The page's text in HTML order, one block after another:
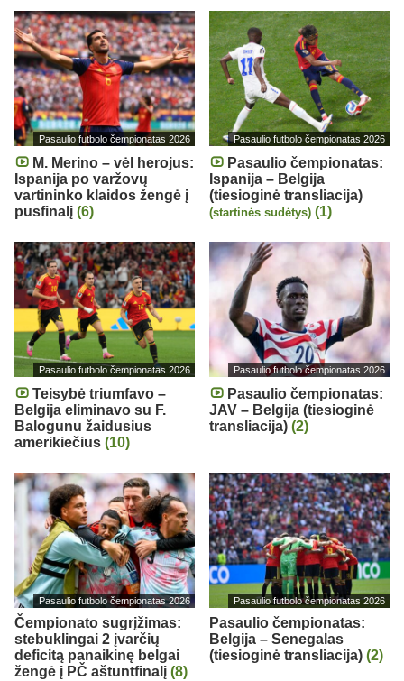
Pasaulio futbolo čempionatas 2026
M. Merino – vėl herojus:
Ispanija po varžovų
vartininko klaidos žengė į
pusfinalį (6)
Pasaulio futbolo čempionatas 2026
Pasaulio čempionatas:
Ispanija – Belgija
(tiesioginė transliacija)
(startinės sudėtys) (1)
Pasaulio futbolo čempionatas 2026
Teisybė triumfavo –
Belgija eliminavo su F.
Balogunu žaidusius
amerikiečius (10)
Pasaulio futbolo čempionatas 2026
Pasaulio čempionatas:
JAV – Belgija (tiesioginė
transliacija) (2)
Pasaulio futbolo čempionatas 2026
Čempionato sugrįžimas:
stebuklingai 2 įvarčių
deficitą panaikinę belgai
žengė į PČ aštuntfinalį (8)
Pasaulio futbolo čempionatas 2026
Pasaulio čempionatas:
Belgija – Senegalas
(tiesioginė transliacija) (2)